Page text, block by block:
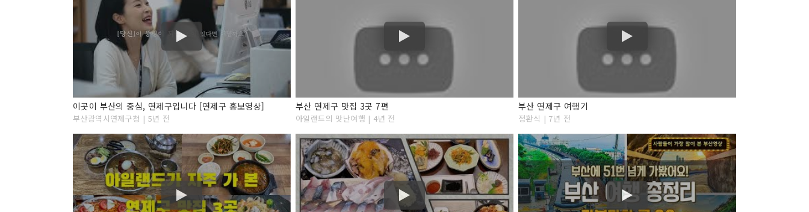
이곳이 부산의 중심, 연제구입니다 [연제구 홍보영상]
부산광역시연제구청 | 5년 전
부산 연제구 맛집 3곳 7편
아일랜드의 맛난여행 | 4년 전
부산 연제구 여행기
정환식 | 7년 전